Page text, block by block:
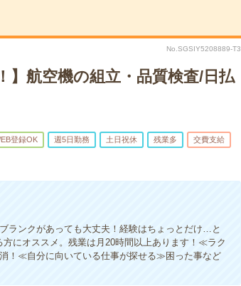
No.SGSIY5208889-T3
】航空機の組立・品質検査/日払
登録OK 週5日勤務 土日祝休 残業多 交費支給
ンクがあっても大丈夫！経験はちょっとだけ…と
にオススメ。残業は月20時間以上あります！≪ラク
！≪自分に向いている仕事が探せる≫困った事など